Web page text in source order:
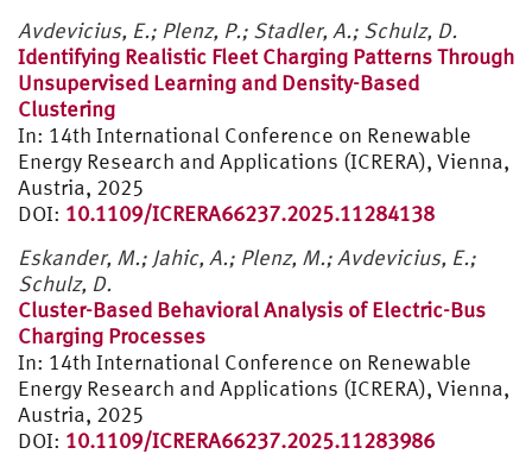
Avdevicius, E.; Plenz, P.; Stadler, A.; Schulz, D.
Identifying Realistic Fleet Charging Patterns Through
Unsupervised Learning and Density-Based
Clustering
In: 14th International Conference on Renewable
Energy Research and Applications (ICRERA), Vienna,
Austria, 2025
DOI: 10.1109/ICRERA66237.2025.11284138
Eskander, M.; Jahic, A.; Plenz, M.; Avdevicius, E.;
Schulz, D.
Cluster-Based Behavioral Analysis of Electric-Bus
Charging Processes
In: 14th International Conference on Renewable
Energy Research and Applications (ICRERA), Vienna,
Austria, 2025
DOI: 10.1109/ICRERA66237.2025.11283986